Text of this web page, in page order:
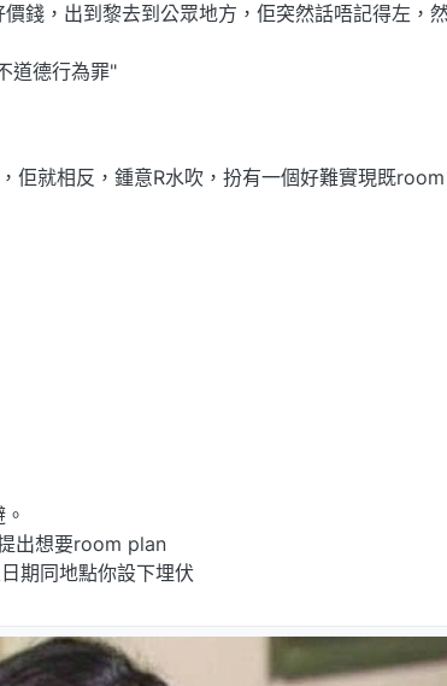
錢，出到黎去到公眾地方，佢突然話唔記得左，
道德行為罪"
佢就相反，鍾意R水吹，扮有一個好難實現既
出想要room plan
期同地點你設下埋伏